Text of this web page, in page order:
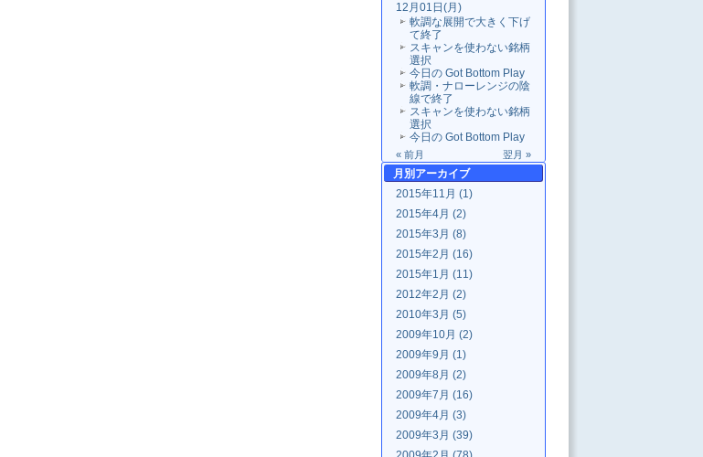
12月01日(月)
軟調な展開で大きく下げ
て終了
スキャンを使わない銘柄
選択
今日の Got Bottom Play
軟調・ナローレンジの陰
線で終了
スキャンを使わない銘柄
選択
今日の Got Bottom Play
« 前月 翌月 »
月別 アーカイブ
2015年11月 (1)
2015年4月 (2)
2015年3月 (8)
2015年2月 (16)
2015年1月 (11)
2012年2月 (2)
2010年3月 (5)
2009年10月 (2)
2009年9月 (1)
2009年8月 (2)
2009年7月 (16)
2009年4月 (3)
2009年3月 (39)